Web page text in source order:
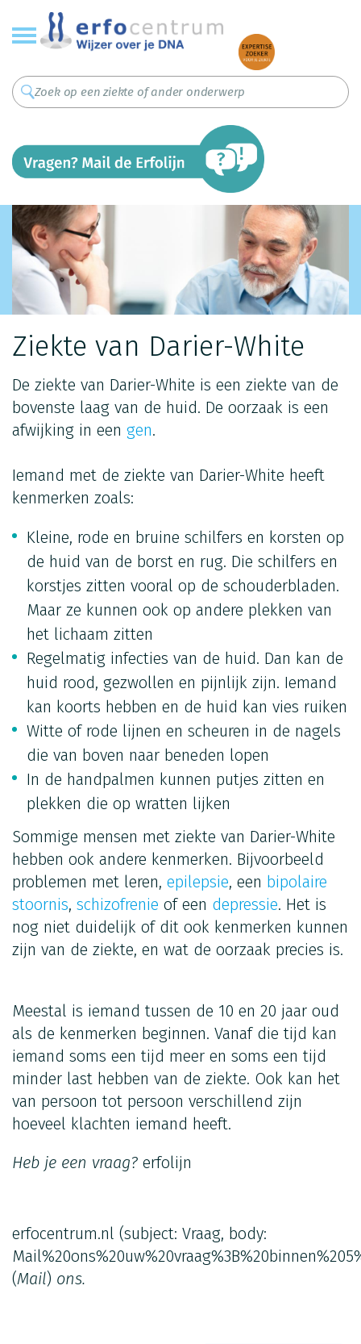
Overslaan
en
naar
inhoud
gaan
Ziekte van Darier-White
De ziekte van Darier-White is een ziekte van de
bovenste laag van de huid. De oorzaak is een
afwijking in een gen.
Iemand met de ziekte van Darier-White heeft
kenmerken zoals:
Kleine, rode en bruine schilfers en korsten op
de huid van de borst en rug. Die schilfers en
korstjes zitten vooral op de schouderbladen.
Maar ze kunnen ook op andere plekken van
het lichaam zitten
Regelmatig infecties van de huid. Dan kan de
huid rood, gezwollen en pijnlijk zijn. Iemand
kan koorts hebben en de huid kan vies ruiken
Witte of rode lijnen en scheuren in de nagels
die van boven naar beneden lopen
In de handpalmen kunnen putjes zitten en
plekken die op wratten lijken
Sommige mensen met ziekte van Darier-White
hebben ook andere kenmerken. Bijvoorbeeld
problemen met leren, epilepsie, een bipolaire
stoornis, schizofrenie of een depressie. Het is
nog niet duidelijk of dit ook kenmerken kunnen
zijn van de ziekte, en wat de oorzaak precies is.
Meestal is iemand tussen de 10 en 20 jaar oud
als de kenmerken beginnen. Vanaf die tijd kan
iemand soms een tijd meer en soms een tijd
minder last hebben van de ziekte. Ook kan het
van persoon tot persoon verschillend zijn
hoeveel klachten iemand heeft.
Heb je een vraag? erfolijn
erfocentrum.nl (subject: Vraag, body:
(Mail) ons.